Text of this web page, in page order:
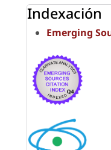
Indexación
Emerging